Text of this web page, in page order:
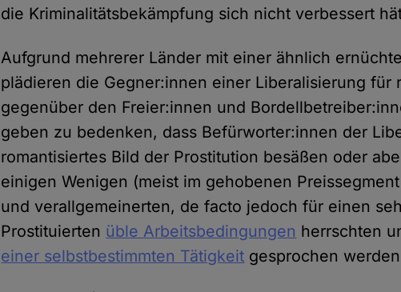
die Kriminalitätsbekämpfung sich nicht verbessert
Aufgrund mehrerer Länder mit einer ähnlich
plädieren die Gegner:innen einer Liberalisierung für
gegenüber den Freier:innen und
geben zu bedenken, dass Befürworter:innen der
romantisiertes Bild der Prostitution besäßen oder
einigen Wenigen (meist im gehobenen
und verallgemeinerten, de facto jedoch für einen
Prostituierten üble Arbeitsbedingungen herrschten
einer selbstbestimmten Tätigkeit gesprochen